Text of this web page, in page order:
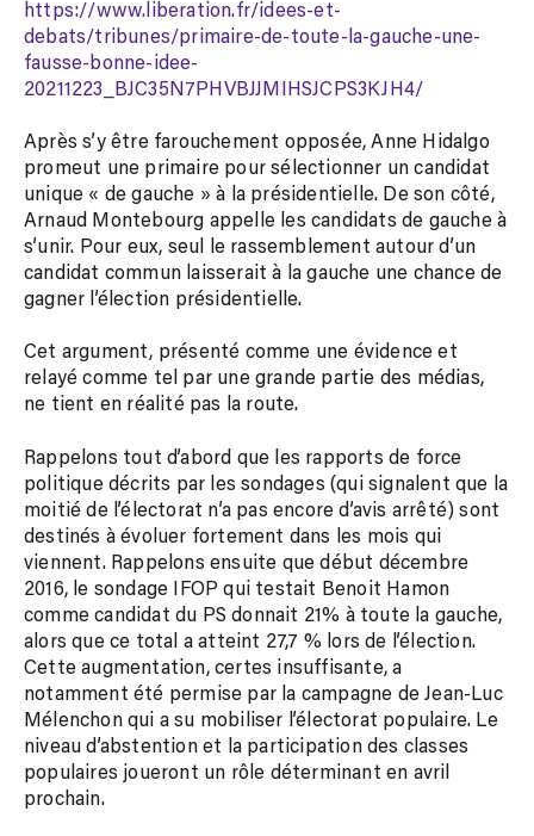
https://www.liberation.fr/idees-et-
debats/tribunes/primaire-de-toute-la-gauche-une-
fausse-bonne-idee-
20211223_BJC35N7PHVBJJMIHSJCPS3KJH4/
Après s’y être farouchement opposée, Anne Hidalgo
promeut une primaire pour sélectionner un candidat
unique « de gauche » à la présidentielle. De son côté,
Arnaud Montebourg appelle les candidats de gauche à
s’unir. Pour eux, seul le rassemblement autour d’un
candidat commun laisserait à la gauche une chance de
gagner l’élection présidentielle.
Cet argument, présenté comme une évidence et
relayé comme tel par une grande partie des médias,
ne tient en réalité pas la route.
Rappelons tout d’abord que les rapports de force
politique décrits par les sondages (qui signalent que la
moitié de l’électorat n’a pas encore d’avis arrêté) sont
destinés à évoluer fortement dans les mois qui
viennent. Rappelons ensuite que début décembre
2016, le sondage IFOP qui testait Benoit Hamon
comme candidat du PS donnait 21% à toute la gauche,
alors que ce total a atteint 27,7 % lors de l’élection.
Cette augmentation, certes insuffisante, a
notamment été permise par la campagne de Jean-Luc
Mélenchon qui a su mobiliser l’électorat populaire. Le
niveau d’abstention et la participation des classes
populaires joueront un rôle déterminant en avril
prochain.